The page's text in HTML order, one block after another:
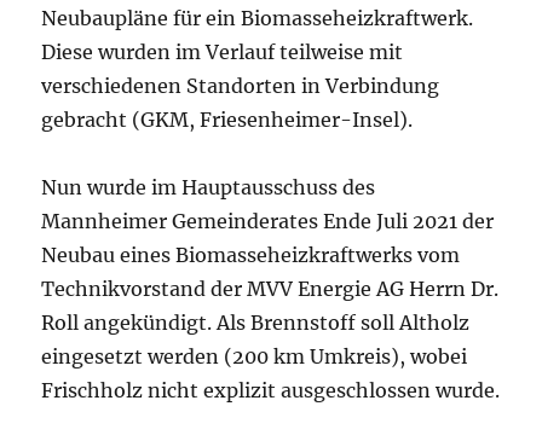
Neubaupläne für ein Biomasseheizkraftwerk.
Diese wurden im Verlauf teilweise mit
verschiedenen Standorten in Verbindung
gebracht (GKM, Friesenheimer-Insel).
Nun wurde im Hauptausschuss des
Mannheimer Gemeinderates Ende Juli 2021 der
Neubau eines Biomasseheizkraftwerks vom
Technikvorstand der MVV Energie AG Herrn Dr.
Roll angekündigt. Als Brennstoff soll Altholz
eingesetzt werden (200 km Umkreis), wobei
Frischholz nicht explizit ausgeschlossen wurde.